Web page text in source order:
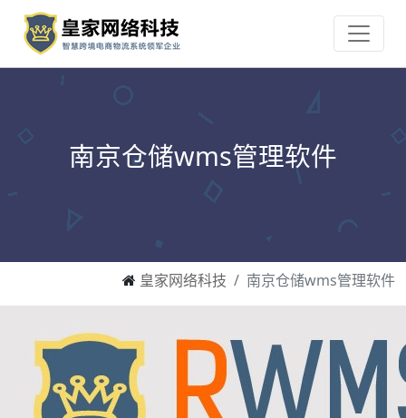
南京仓储wms管理软件
皇家网络科技 南京仓储wms管理软件